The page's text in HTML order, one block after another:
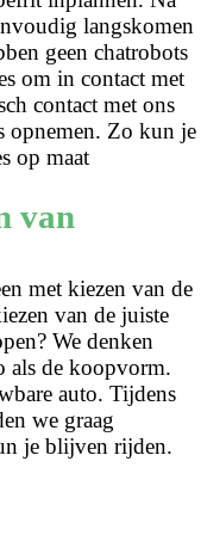
langskomen
geen chatrobots
om in contact met
contact met ons
opnemen. Zo kun je
op maat
van
met kiezen van de
van de juiste
We denken
als de koopvorm.
auto. Tijdens
we graag
je blijven rijden.